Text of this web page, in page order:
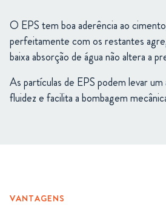
O EPS tem boa aderência ao
perfeitamente com os restantes
baixa absorção de água não altera a
As partículas de EPS podem levar
fluidez e facilita a bombagem
VANTAGENS